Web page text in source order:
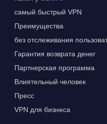
самый быстрый VPN
Преимущества
без отслеживания
Гарантия возврата денег
Партнерская программа
Влиятельный человек
Пресс
VPN для бизнеса